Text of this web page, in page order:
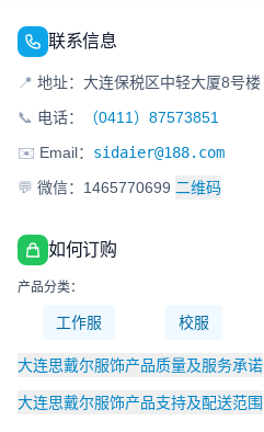
联系信息
📍 地址：大连保税区中轻大厦8号楼
📞 电话：
（0411）87573851
✉️ Email： sidaier@188.com
💬 微信：1465770699 二维码
如何订购
产品分类：
工作服 校服
大连思戴尔服饰产品质量及服务承诺
大连思戴尔服饰产品支持及配送范围